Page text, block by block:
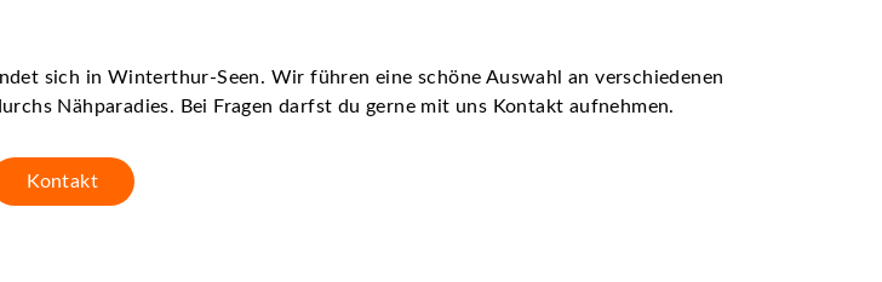
sich in Winterthur-Seen. Wir führen eine schöne Auswahl an verschiedenen
Nähparadies. Bei Fragen darfst du gerne mit uns Kontakt aufnehmen.
Kontakt